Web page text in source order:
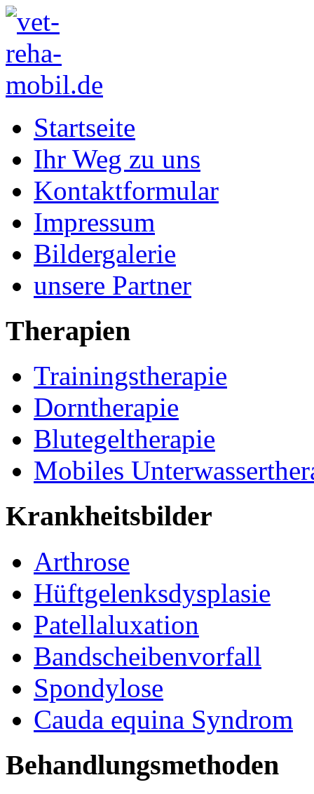
Startseite
Ihr Weg zu uns
Kontaktformular
Impressum
Bildergalerie
unsere Partner
Therapien
Trainingstherapie
Dorntherapie
Blutegeltherapie
Mobiles
Krankheitsbilder
Arthrose
Hüftgelenksdysplasie
Patellaluxation
Bandscheibenvorfall
Spondylose
Cauda equina Syndrom
Behandlungsmethoden